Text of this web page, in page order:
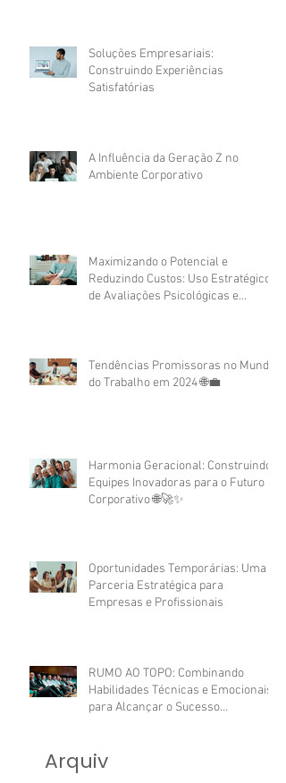
Soluções Empresariais:
Construindo Experiências
Satisfatórias
A Influência da Geração Z no
Ambiente Corporativo
Maximizando o Potencial e
Reduzindo Custos: Uso Estratégico
de Avaliações Psicológicas e
Tendências Promissoras no Mundo
do Trabalho em 2024 🌐💼
Harmonia Geracional: Construindo
Equipes Inovadoras para o Futuro
Corporativo 🌐🚀✨
Oportunidades Temporárias: Uma
Parceria Estratégica para
Empresas e Profissionais
RUMO AO TOPO: Combinando
Habilidades Técnicas e Emocionais
para Alcançar o Sucesso
Arquiv